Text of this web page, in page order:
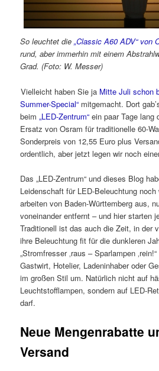
So leuchtet die„Classic A60 ADV“ von
rund, aber immerhin mit einem
Grad. (Foto: W. Messer)
Vielleicht haben Sie ja Mitte Juli schon
Summer-Special“ mitgemacht. Dort
beim„LED-Zentrum“ ein paar Tage lang
Ersatz von Osram für traditionelle 60-
Sonderpreis von 12,55 Euro plus
ordentlich, aber jetzt legen wir noch
Das „LED-Zentrum“ und dieses Blog
Leidenschaft für LED-Beleuchtung
arbeiten von Baden-Württemberg aus,
voneinander entfernt – und hier starten
Traditionell ist das auch die Zeit, in der
ihre Beleuchtung fit für die dunkleren
„Stromfresser ‚raus – Sparlampen
Gastwirt, Hotelier, Ladeninhaber oder
im großen Stil um. Natürlich nicht auf
Leuchtstofflampen, sondern auf LED-
darf.
Neue Mengenrabatte
Versand